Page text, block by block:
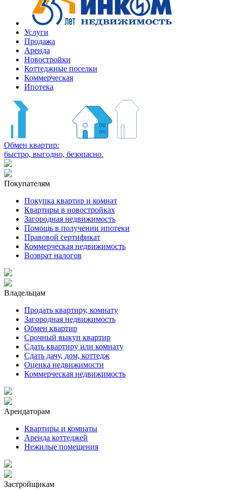
Услуги
Продажа
Аренда
Новостройки
Коттеджные поселки
Коммерческая
Ипотека
Обмен квартир:
быстро, выгодно, безопасно.
Покупателям
Покупка квартир и комнат
Квартиры в новостройках
Загородная недвижимость
Помощь в получении ипотеки
Правовой сертификат
Коммерческая недвижимость
Возврат налогов
Владельцам
Продать квартиру, комнату
Загородная недвижимость
Обмен квартир
Срочный выкуп квартир
Сдать квартиру или комнату
Сдать дачу, дом, коттедж
Оценка недвижимости
Коммерческая недвижимость
Арендаторам
Квартиры и комнаты
Аренда коттеджей
Нежилые помещения
Застройщикам